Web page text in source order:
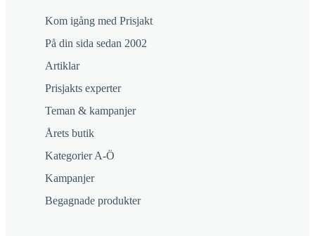
Kom igång med Prisjakt
På din sida sedan 2002
Artiklar
Prisjakts experter
Teman & kampanjer
Årets butik
Kategorier A-Ö
Kampanjer
Begagnade produkter